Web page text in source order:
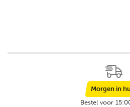
Morgen in
Bestel voor